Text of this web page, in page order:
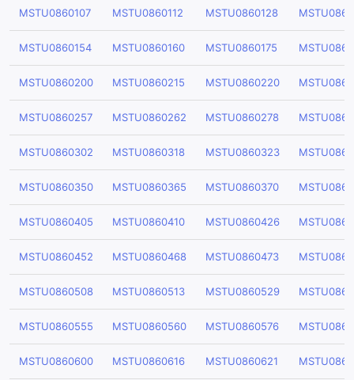
MSTU0860107 MSTU0860112 MSTU0860128
MSTU0860154 MSTU0860160 MSTU0860175
MSTU0860200 MSTU0860215 MSTU0860220
MSTU0860257 MSTU0860262 MSTU0860278
MSTU0860302 MSTU0860318 MSTU0860323
MSTU0860350 MSTU0860365 MSTU0860370
MSTU0860405 MSTU0860410 MSTU0860426
MSTU0860452 MSTU0860468 MSTU0860473
MSTU0860508 MSTU0860513 MSTU0860529
MSTU0860555 MSTU0860560 MSTU0860576
MSTU0860600 MSTU0860616 MSTU0860621